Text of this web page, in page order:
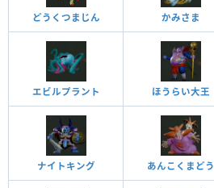
どうくつまじん かみさま
エビルプラント ほうらい大王
ナイトキング あんこくまどう